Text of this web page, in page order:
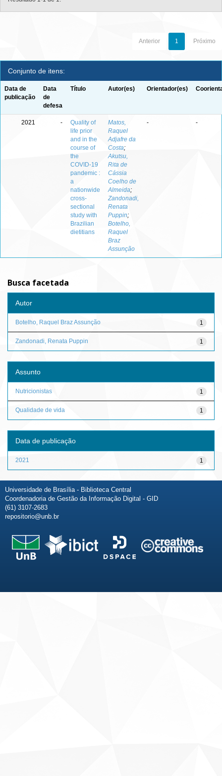
Anterior 1 Próximo
Conjunto de itens:
Data de
publicação
Data
de
defesa
Título Autor(es) Orientador(es)
2021 -
Quality of
life prior
and in the
course of
the
COVID-19
pandemic :
a
nationwide
cross-
sectional
study with
Brazilian
dietitians
Matos,
Raquel
Adjafre da
Costa;
Akutsu,
Rita de
Cássia
Coelho de
Almeida;
Zandonadi,
Renata
Puppin;
Botelho,
Raquel
Braz
Assunção
- -
Busca facetada
Autor
1
Botelho, Raquel Braz Assunção
1
Zandonadi, Renata Puppin
Assunto
1
Nutricionistas
1
Qualidade de vida
Data de publicação
1
2021
Universidade de Brasília - Biblioteca Central
Coordenadoria de Gestão da Informação Digital - GID
(61) 3107-2683
repositorio@unb.br